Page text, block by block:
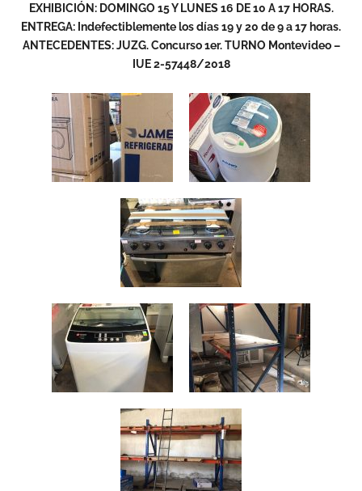
EXHIBICIÓN: DOMINGO 15 Y LUNES 16 DE 10 A 17 HORAS.
ENTREGA: Indefectiblemente los días 19 y 20 de 9 a 17 horas.
ANTECEDENTES: JUZG. Concurso 1er. TURNO Montevideo –
IUE 2-57448/2018